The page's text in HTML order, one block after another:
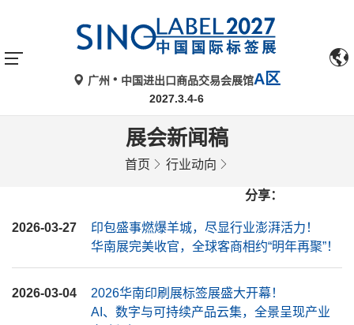
广州 中国进出口商品交易会展馆A区
2027.3.4-6
展会新闻稿
首页 行业动向
分享：
2026-03-27
印包盛事燃爆羊城，尽显行业澎湃活力！
华南展完美收官，全球客商相约“明年再聚”！
2026-03-04
2026华南印刷展标签展盛大开幕！
AI、数字与可持续产品云集，全景呈现产业